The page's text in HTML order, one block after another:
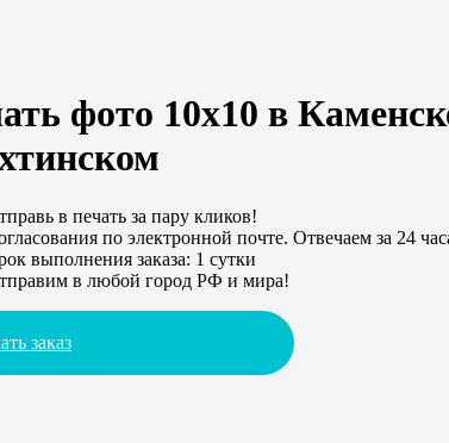
фото 10х10 в
в печать за пару кликов!
по электронной почте. Отвечаем за 24
выполнения заказа: 1 сутки
в любой город РФ и мира!
заказ